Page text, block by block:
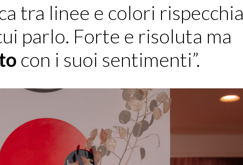
tra linee e colori rispecchia
parlo. Forte e risoluta ma
con i suoi sentimenti”.